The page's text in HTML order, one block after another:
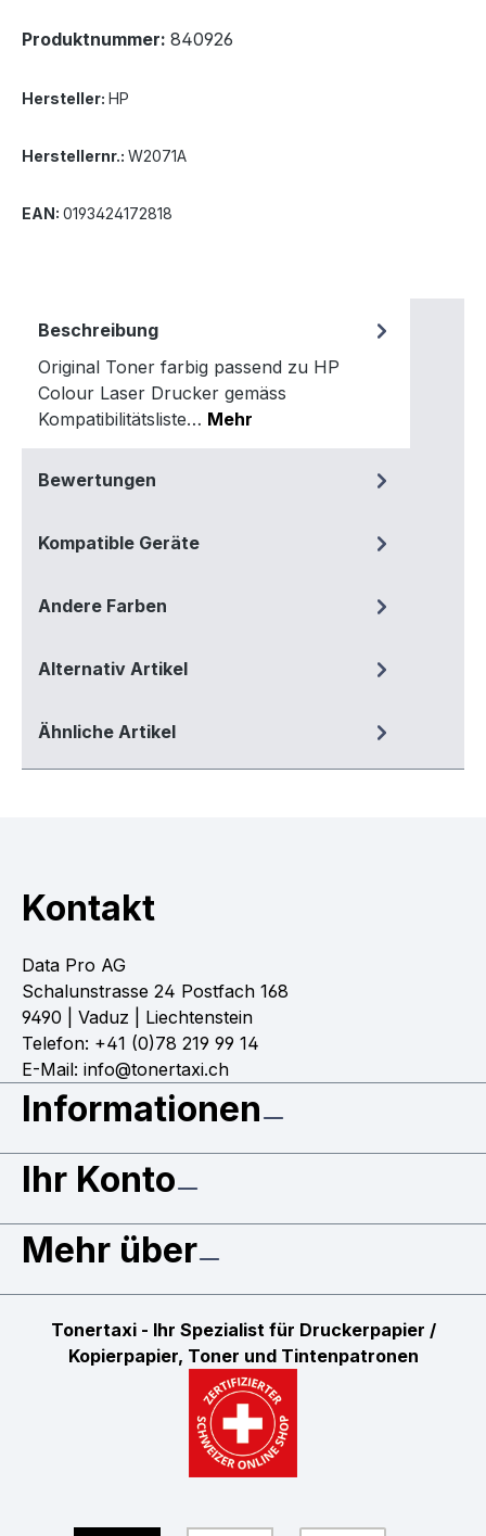
Produktnummer: 840926
Hersteller: HP
Herstellernr.: W2071A
EAN: 0193424172818
Beschreibung
Original Toner farbig passend zu HP
Colour Laser Drucker gemäss
Kompatibilitätsliste… Mehr
Bewertungen
Kompatible Geräte
Andere Farben
Alternativ Artikel
Ähnliche Artikel
Kontakt
Data Pro AG
Schalunstrasse 24 Postfach 168
9490 | Vaduz | Liechtenstein
Telefon: +41 (0)78 219 99 14
E-Mail: info@tonertaxi.ch
Informationen
Ihr Konto
Mehr über
Tonertaxi - Ihr Spezialist für Druckerpapier /
Kopierpapier, Toner und Tintenpatronen